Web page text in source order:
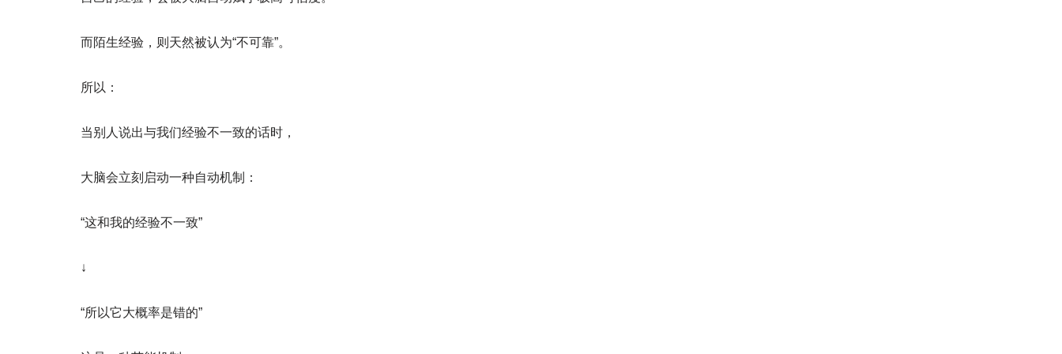
而陌生经验，则天然被认为“不可靠”。
所以：
当别人说出与我们经验不一致的话时，
大脑会立刻启动一种自动机制：
“这和我的经验不一致”
↓
“所以它大概率是错的”